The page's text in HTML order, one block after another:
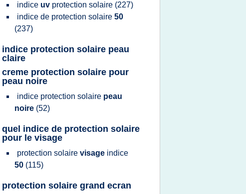
indice uv protection solaire (227)
indice de protection solaire 50
(237)
indice protection solaire peau
claire
creme protection solaire pour
peau noire
indice protection solaire peau
noire (52)
quel indice de protection solaire
pour le visage
protection solaire visage indice
50 (115)
protection solaire grand ecran